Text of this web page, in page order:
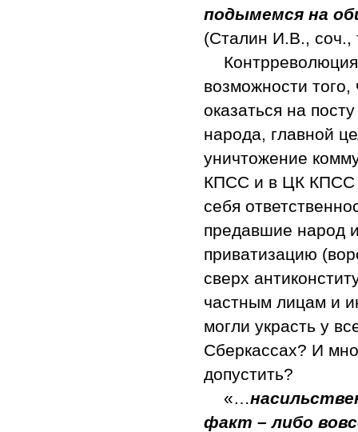
подымемся на
(Сталин И.В., соч.,
возможности
оказаться на
народа, главной
уничтожение
КПСС и в ЦК КПСС
себя
предавшие народ
приватизацию
сверх
частным лицам и
могли украсть у
Сберкассах? И
допустить?
«…
факт – либо